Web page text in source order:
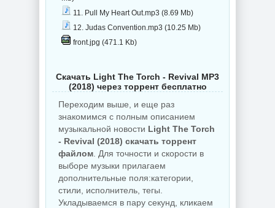
11. Pull My Heart Out.mp3 (8.69 Mb)
12. Judas Convention.mp3 (10.25 Mb)
front.jpg (471.1 Kb)
Скачать Light The Torch - Revival MP3
(2018) через торрент бесплатно
Переходим выше, и еще раз
знакомимся с полным описанием
музыкальной новости Light The Torch
- Revival (2018) скачать торрент
файлом . Для точности и скорости в
выборе музыки прилагаем
дополнительные поля:категории,
стили, исполнитель, тегы.
Укладываемся в пару секунд, кликаем